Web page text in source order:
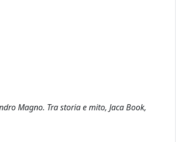
Magno. Tra storia e mito, Jaca Book,